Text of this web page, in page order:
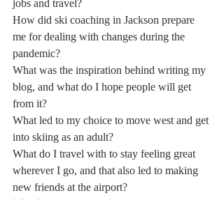
jobs and travel?
How did ski coaching in Jackson prepare
me for dealing with changes during the
pandemic?
What was the inspiration behind writing my
blog, and what do I hope people will get
from it?
What led to my choice to move west and get
into skiing as an adult?
What do I travel with to stay feeling great
wherever I go, and that also led to making
new friends at the airport?